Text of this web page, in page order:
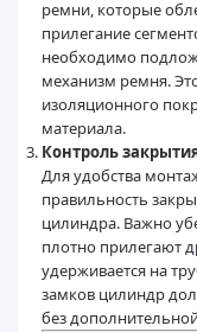
ремни, которые
прилегание
необходимо
механизм ремня.
изоляционного
материала.
Контроль
Для удобства
правильность
цилиндра. Важно
плотно прилегают
удерживается на
замков цилиндр
без